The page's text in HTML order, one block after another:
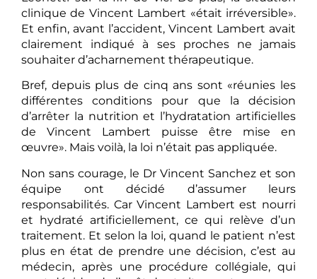
clinique de Vincent Lambert «était irréversible».
Et enfin, avant l’accident, Vincent Lambert avait
clairement indiqué à ses proches ne jamais
souhaiter d’acharnement thérapeutique.
Bref, depuis plus de cinq ans sont «réunies les
différentes conditions pour que la décision
d’arrêter la nutrition et l’hydratation artificielles
de Vincent Lambert puisse être mise en
œuvre». Mais voilà, la loi n’était pas appliquée.
Non sans courage, le Dr Vincent Sanchez et son
équipe ont décidé d’assumer leurs
responsabilités. Car Vincent Lambert est nourri
et hydraté artificiellement, ce qui relève d’un
traitement. Et selon la loi, quand le patient n’est
plus en état de prendre une décision, c’est au
médecin, après une procédure collégiale, qui